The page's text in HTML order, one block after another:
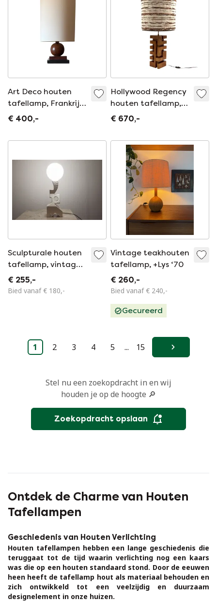
Art Deco houten
tafellamp, Frankrijk
ca. jaren 1930
€ 400,-
Hollywood Regency
houten tafellamp,
Frankrijk jaren 70
€ 670,-
Sculpturale houten
tafellamp, vintage
handgemaakte,
witgekalkte
€ 255,-
Bied vanaf € 180,-
Vintage teakhouten
tafellamp, +Lys ‘70
€ 260,-
Bied vanaf € 240,-
Gecureerd
1 2 3 4 5 ... 15 Volgende
Stel nu een zoekopdracht in en wij
houden je op de hoogte 🔎
Zoekopdracht opslaan
Ontdek de Charme van Houten
Tafellampen
Geschiedenis van Houten Verlichting
Houten tafellampen hebben een lange geschiedenis die
teruggaat tot de tijd waarin verlichting nog een kaars
was die op een houten standaard stond. Door de eeuwen
heen heeft de tafellamp hout als materiaal behouden en
zich ontwikkeld tot een veelzijdig en duurzaam
designelement in onze huizen.